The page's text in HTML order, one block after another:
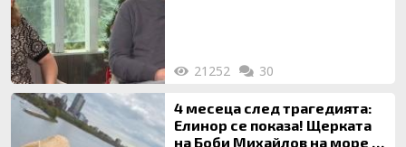
21252 30
4 месеца след трагедията:
Елинор се показа! Щерката
на Боби Михайлов на море с